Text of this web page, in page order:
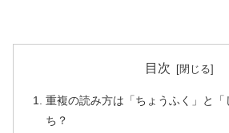
目次
重複の読み方は「ちょうふく」と「
ち？